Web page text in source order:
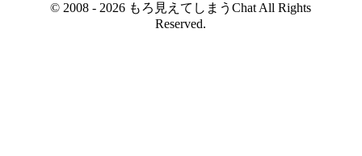
© 2008 - 2026 もろ見えてしまうChat All Rights
Reserved.